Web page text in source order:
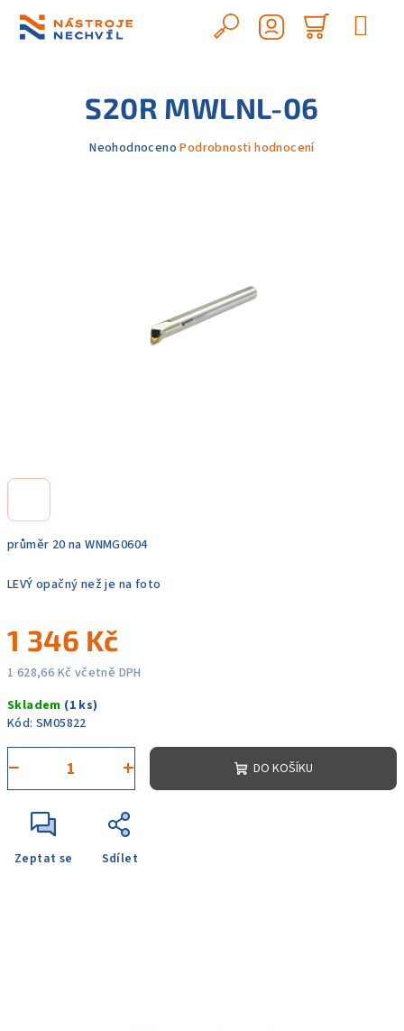
obsah
Hledat
košík
průměr 20 na WNMG0604
LEVÝ opačný než je na foto
1 346 Kč
1 628,66 Kč včetně DPH
cena:
Skladem (1 ks)
Kód: SM05822
+
− DO KOŠÍKU
Zeptat se Sdílet
S20R MWLNL-06
Průměrné
Neohodnoceno Podrobnosti hodnocení